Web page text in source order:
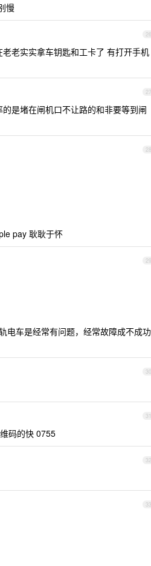
慢
26
老实实拿车钥匙和工卡了 有打开手机
27
是堵在闸机口不让路的和非要等到闸
28
pay 耿耿于怀
29
电车是经常有问题，经常故障成不成功
30
31
码的快 0755
32
33